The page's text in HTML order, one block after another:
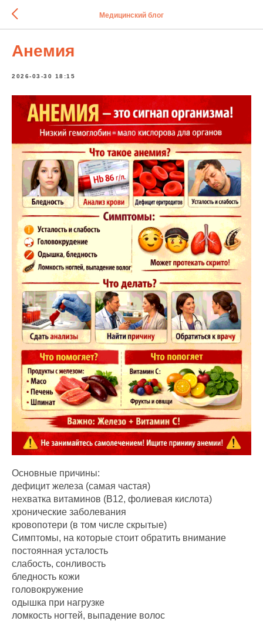
Медицинский блог
Анемия
2026-03-30 18:15
Основные причины:
дефицит железа (самая частая)
нехватка витаминов (B12, фолиевая кислота)
хронические заболевания
кровопотери (в том числе скрытые)
Симптомы, на которые стоит обратить внимание
постоянная усталость
слабость, сонливость
бледность кожи
головокружение
одышка при нагрузке
ломкость ногтей, выпадение волос